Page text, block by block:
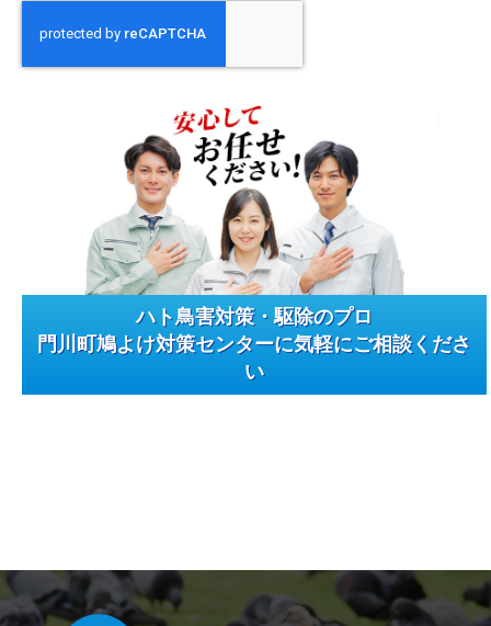
ハト鳥害対策・駆除のプロ
門川町鳩よけ対策センターに気軽にご相談くださ
い